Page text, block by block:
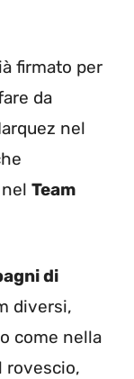
firmato per
da
nel
Team
di
diversi,
come nella
rovescio,